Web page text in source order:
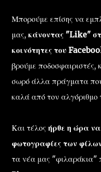
Μπορούμε επίσης να
μας, κάνοντας "Like"
κοινότητες του
βρούμε ποδοσφαιριστές,
σωρό άλλα πράγματα
καλά από τον
Και τέλος ήρθε η ώρα
φωτογραφίες των
τα νέα μας "φιλαράκια"